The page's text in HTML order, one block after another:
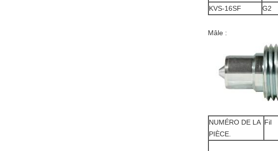
KVS-16SF
G2
Mâle :
NUMÉRO DE LA
PIÈCE.
Fil